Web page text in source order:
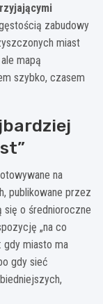
zabudowy
miast
mapą
szybko, czasem
na
publikowane przez
o średnioroczne
„na co
gdy miasto ma
gdy sieć